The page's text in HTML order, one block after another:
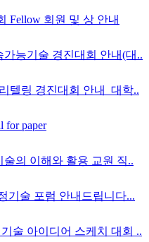
Fellow 회원 및 상 안내
능기술 경진대회 안내(대..
텔링 경진대회 안내_대학..
for paper
의 이해와 활용 교원 직..
기술 포럼 안내드립니다...
술 아이디어 스케치 대회 ..